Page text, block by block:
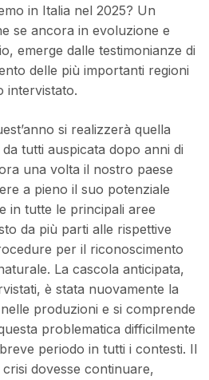
in Italia nel 2025? Un
se ancora in evoluzione e
emerge dalle testimonianze di
delle più importanti regioni
intervistato.
si realizzerà quella
tutti auspicata dopo anni di
una volta il nostro paese
a pieno il suo potenziale
in tutte le principali aree
da più parti alle rispettive
per il riconoscimento
La cascola anticipata,
è stata nuovamente la
produzioni e si comprende
problematica difficilmente
periodo in tutti i contesti. Il
dovesse continuare,